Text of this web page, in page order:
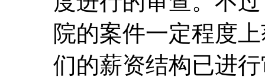
院的案件一定程度
们的薪资结构已进